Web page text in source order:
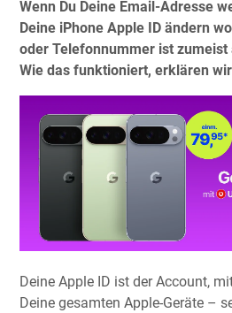
Wenn Du Deine Email-Adresse
Deine iPhone Apple ID ändern
oder Telefonnummer ist zumeist
Wie das funktioniert, erklären
Deine Apple ID ist der Account,
Deine gesamten Apple-Geräte –